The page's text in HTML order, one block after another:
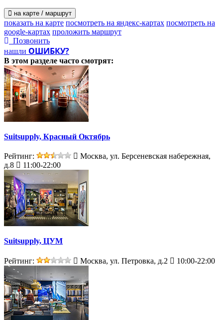
на карте / маршрут
показать на карте посмотреть на яндекс-картах посмотреть на
google-картах проложить маршрут
Позвонить
нашли ОШИБКУ?
В этом разделе часто смотрят:
Suitsupply, Красный Октябрь
Рейтинг:
Москва, ул. Берсеневская набережная,
д.8
11:00-22:00
Suitsupply, ЦУМ
Рейтинг: Москва, ул. Петровка, д.2 10:00-22:00